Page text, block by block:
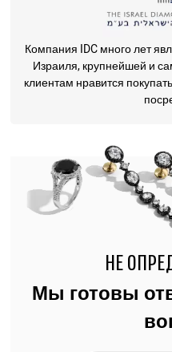
Компания IDC много лет
Израиля, крупнейшей и
клиентам нравится
НЕ
Мы готовы